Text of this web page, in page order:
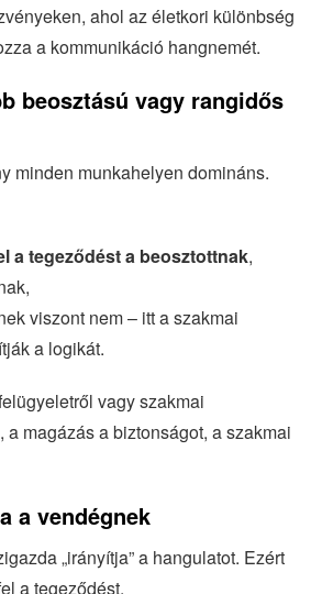
ahol az életkori különbség
a kommunikáció hangnemét.
beosztású vagy rangidős
minden munkahelyen domináns.
a tegeződést a beosztottnak,
viszont nem – itt a szakmai
a logikát.
vagy szakmai
magázás a biztonságot, a szakmai
a vendégnek
„irányítja” a hangulatot. Ezért
a tegeződést.